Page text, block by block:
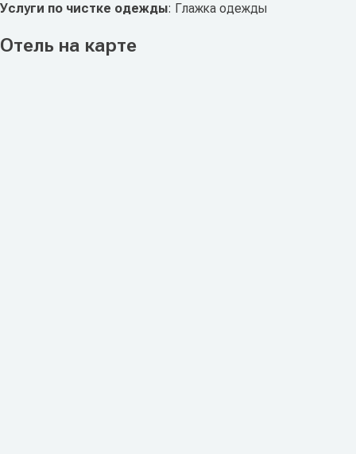
Услуги по чистке одежды: Глажка одежды
Отель на карте